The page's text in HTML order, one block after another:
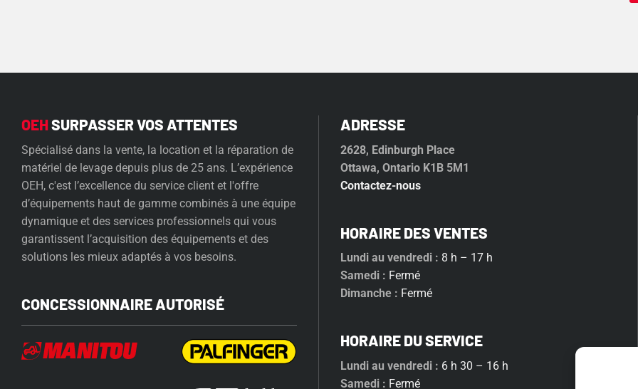
OEHSURPASSER VOS ATTENTES
Spécialisé dans la vente, la location et la réparation de
matériel de levage depuis plus de 25 ans. L’expérience
OEH, c'est l’excellence du service client et l'offre
d’équipements haut de gamme combinés à une équipe
dynamique et des services professionnels qui vous
garantissent l’acquisition des équipements et des
solutions les mieux adaptés à vos besoins.
CONCESSIONNAIRE AUTORISÉ
ADRESSE
2628, Edinburgh Place
Ottawa, Ontario K1B 5M1
Contactez-nous
HORAIRE DES VENTES
Lundi au vendredi : 8 h – 17 h
Samedi : Fermé
Dimanche : Fermé
HORAIRE DU SERVICE
Lundi au vendredi : 6 h 30 – 16 h
Samedi : Fermé